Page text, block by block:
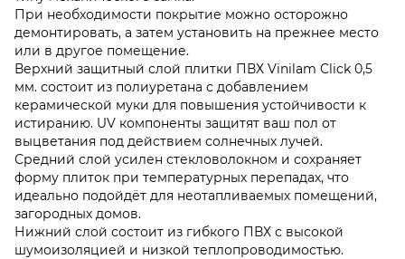
При необходимости покрытие можно осторожно
демонтировать, а затем установить на прежнее место
или в другое помещение.
Верхний защитный слой плитки ПВХ Vinilam Click 0,5
мм. состоит из полиуретана с добавлением
керамической муки для повышения устойчивости к
истиранию. UV компоненты защитят ваш пол от
выцветания под действием солнечных лучей.
Средний слой усилен стекловолокном и сохраняет
форму плиток при температурных перепадах, что
идеально подойдёт для неотапливаемых помещений,
загородных домов.
Нижний слой состоит из гибкого ПВХ с высокой
шумоизоляцией и низкой теплопроводимостью.